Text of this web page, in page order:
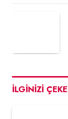
İLGINIZI